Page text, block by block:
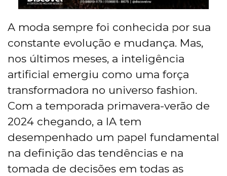
A moda sempre foi conhecida por sua
constante evolução e mudança. Mas,
nos últimos meses, a inteligência
artificial emergiu como uma força
transformadora no universo fashion.
Com a temporada primavera-verão de
2024 chegando, a IA tem
desempenhado um papel fundamental
na definição das tendências e na
tomada de decisões em todas as